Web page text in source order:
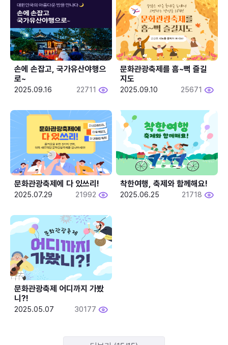
손에 손잡고, 국가유산야행으
로~
2025.09.16 22711
문화관광축제를 흠~뻑 즐길
지도
2025.09.10 25671
문화관광축제에 다 있쓰리!
2025.07.29 21992
착한여행, 축제와 함께해요!
2025.06.25 21718
문화관광축제 어디까지 가봤
니?!
2025.05.07 30177